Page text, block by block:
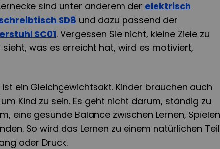
sind unter anderem der elektrisch
SD8 und dazu passend der
SC01. Vergessen Sie nicht, kleine Ziele zu
sieht, was es erreicht hat, wird es motiviert,
ist ein Gleichgewichtsakt. Kinder brauchen auch
Kind zu sein. Es geht nicht darum, ständig zu
eine gesunde Balance zwischen Lernen, Spielen
So wird das Lernen zu einem natürlichen Teil
oder Druck.